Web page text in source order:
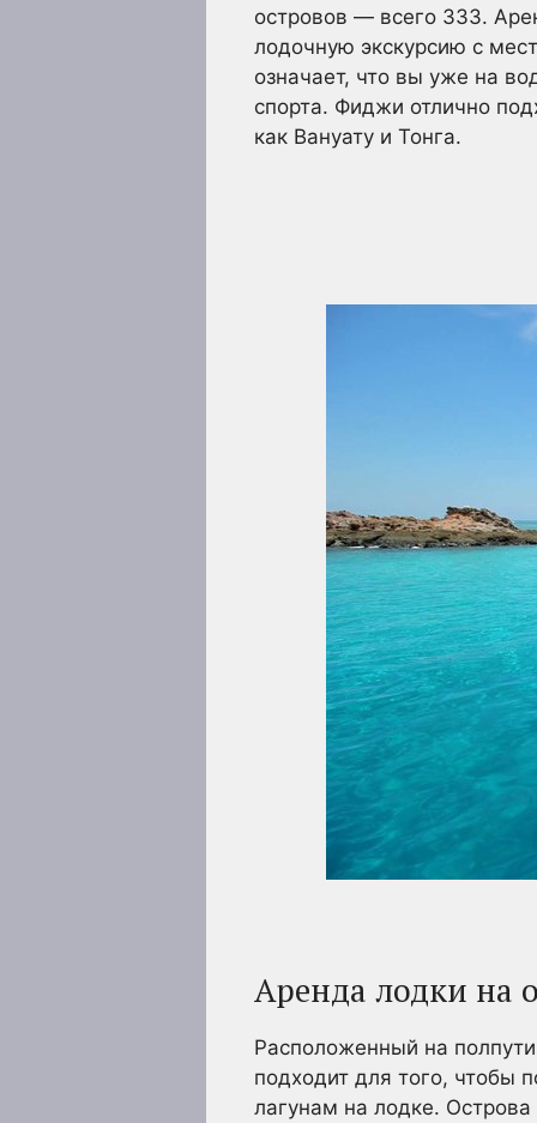
островов — всего 333.
лодочную экскурсию с
означает, что вы уже на
спорта. Фиджи отлично
как Вануату и Тонга.
Аренда лодки на
Расположенный на
подходит для того, чтобы
лагунам на лодке.